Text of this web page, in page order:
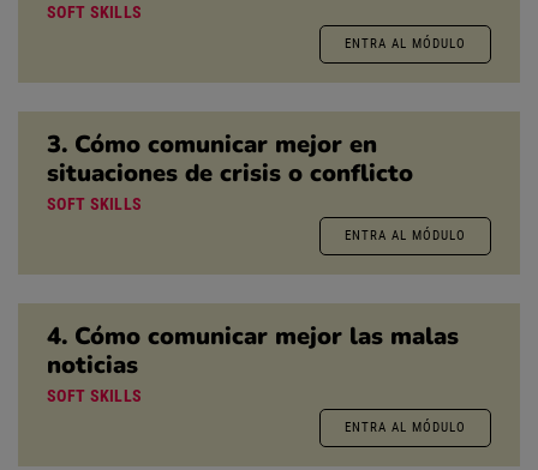
SOFT SKILLS
ENTRA AL MÓDULO
3. Cómo comunicar mejor en
situaciones de crisis o conflicto
SOFT SKILLS
ENTRA AL MÓDULO
4. Cómo comunicar mejor las malas
noticias
SOFT SKILLS
ENTRA AL MÓDULO